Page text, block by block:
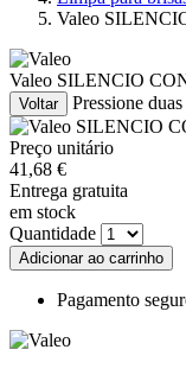
Valeo
Valeo SILENCIO
Voltar Pressione
Preço unitário
41,68 €
Entrega gratuita
em stock
Quantidade
Adicionar ao carrinho
Pagamento